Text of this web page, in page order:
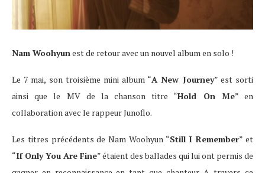
Nam Woohyun est de retour avec un nouvel album en solo !
Le 7 mai, son troisième mini album “A New Journey” est sorti
ainsi que le MV de la chanson titre “Hold On Me” en
collaboration avec le rappeur Junoflo.
Les titres précédents de Nam Woohyun “Still I Remember” et
“If Only You Are Fine” étaient des ballades qui lui ont permis de